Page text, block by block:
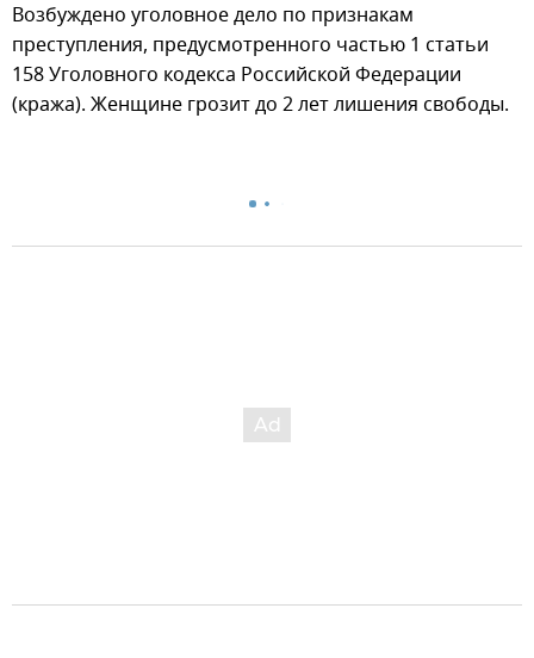
Возбуждено уголовное дело по признакам
преступления, предусмотренного частью 1 статьи
158 Уголовного кодекса Российской Федерации
(кража). Женщине грозит до 2 лет лишения свободы.